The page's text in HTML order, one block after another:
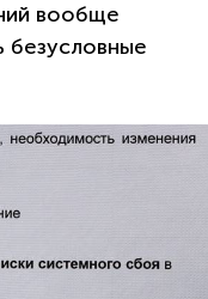
вообще
безусловные